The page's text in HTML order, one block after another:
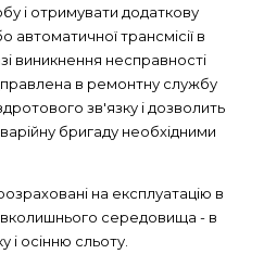
і отримувати додаткову
автоматичної трансмісії в
виникнення несправності
​​в ремонтну службу
зв'язку і дозволить
бригаду необхідними
на експлуатацію в
середовища - в
і осінню сльоту.